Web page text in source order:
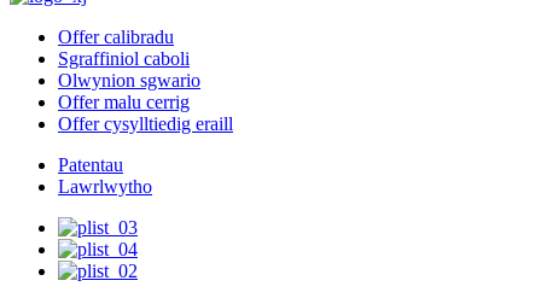
Offer calibradu
Sgraffiniol caboli
Olwynion sgwario
Offer malu cerrig
Offer cysylltiedig eraill
Patentau
Lawrlwytho